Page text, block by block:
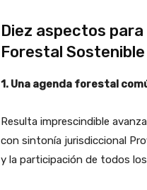
Diez aspectos
Forestal
1. Una agenda forestal
Resulta imprescindible
con sintonía jurisdiccional
y la participación de todos